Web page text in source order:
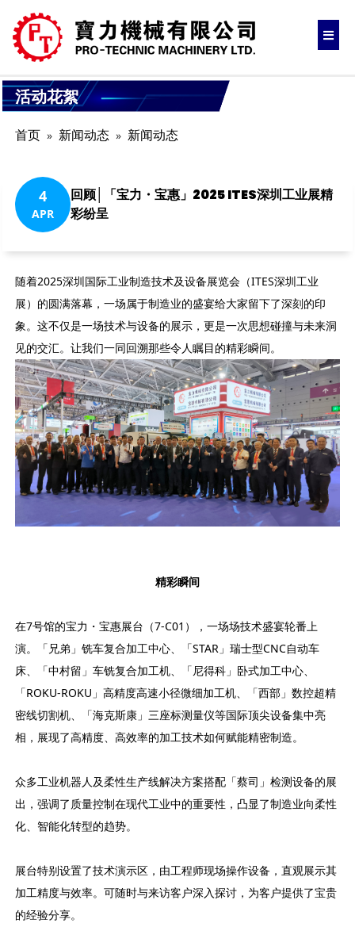
活动花絮
首页 新闻动态 新闻动态
4
APR
回顾│「宝力・宝惠」2025 ITES深圳工业展精
彩纷呈
随着2025深圳国际工业制造技术及设备展览会（ITES深圳工业
展）的圆满落幕，一场属于制造业的盛宴给大家留下了深刻的印
象。这不仅是一场技术与设备的展示，更是一次思想碰撞与未来洞
见的交汇。让我们一同回溯那些令人瞩目的精彩瞬间。
精彩瞬间
在7号馆的宝力・宝惠展台（7-C01），一场场技术盛宴轮番上
演。「兄弟」铣车复合加工中心、「STAR」瑞士型CNC自动车
床、「中村留」车铣复合加工机、「尼得科」卧式加工中心、
「ROKU-ROKU」高精度高速小径微细加工机、「西部」数控超精
密线切割机、「海克斯康」三座标测量仪等国际顶尖设备集中亮
相，展现了高精度、高效率的加工技术如何赋能精密制造。
众多工业机器人及柔性生产线解决方案搭配「蔡司」检测设备的展
出，强调了质量控制在现代工业中的重要性，凸显了制造业向柔性
化、智能化转型的趋势。
展台特别设置了技术演示区，由工程师现场操作设备，直观展示其
加工精度与效率。可随时与来访客户深入探讨，为客户提供了宝贵
的经验分享。